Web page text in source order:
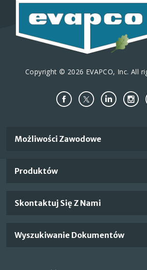
Copyright © 2026 EVAPCO, Inc. All
Important
Możliwości Zawodowe
Produktów
Skontaktuj Się Z Nami
Wyszukiwanie Dokumentów